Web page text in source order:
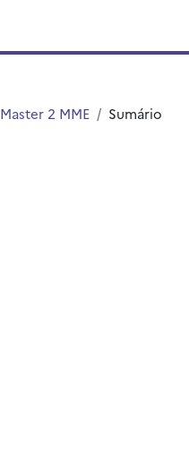
Master 2 MME Sumário